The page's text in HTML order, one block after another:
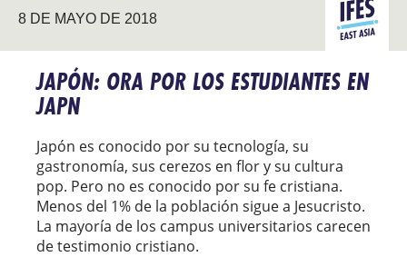
8 DE MAYO DE 2018
ASIA DEL
ESTE
JAPÓN: ORA POR LOS ESTUDIANTES EN
JAPN
Japón es conocido por su tecnología, su
gastronomía, sus cerezos en flor y su cultura
pop. Pero no es conocido por su fe cristiana.
Menos del 1% de la población sigue a Jesucristo.
La mayoría de los campus universitarios carecen
de testimonio cristiano.